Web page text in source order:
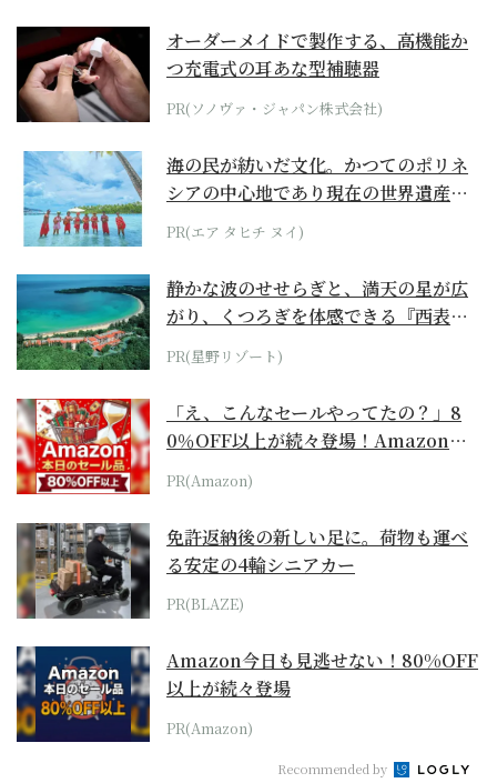
オーダーメイドで製作する、高機能か
つ充電式の耳あな型補聴器
PR(ソノヴァ・ジャパン株式会社)
海の民が紡いだ文化。かつてのポリネ
シアの中心地であり現在の世界遺産か
らみえてくる...
PR(エア タヒチ ヌイ)
静かな波のせせらぎと、満天の星が広
がり、くつろぎを体感できる『西表島
ホテル by...
PR(星野リゾート)
「え、こんなセールやってたの？」8
0％OFF以上が続々登場！Amazonの
本気が...
PR(Amazon)
免許返納後の新しい足に。荷物も運べ
る安定の4輪シニアカー
PR(BLAZE)
Amazon今日も見逃せない！80%OFF
以上が続々登場
PR(Amazon)
Recommended by